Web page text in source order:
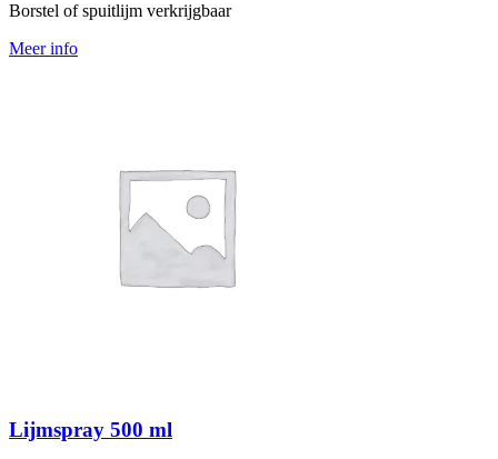
Borstel of spuitlijm verkrijgbaar
Meer info
Lijmspray 500 ml